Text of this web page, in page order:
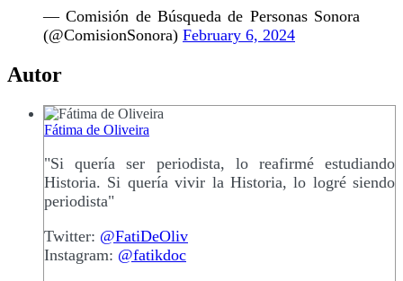
— Comisión de Búsqueda de Personas Sonora
(@ComisionSonora) February 6, 2024
Autor
Fátima de Oliveira
"Si quería ser periodista, lo reafirmé estudiando
Historia. Si quería vivir la Historia, lo logré siendo
periodista"
Twitter: @FatiDeOliv
Instagram: @fatikdoc